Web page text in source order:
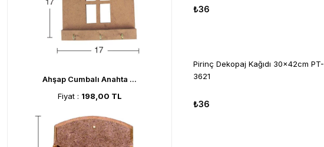
Ahşap Cumbalı Anahta ...
Fiyat : 198,00 TL
₺36
Pirinç Dekopaj Kağıdı 30x42cm PT-
3621
₺36